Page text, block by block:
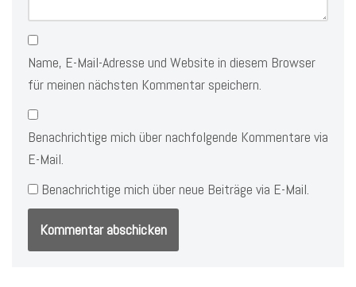
Name, E-Mail-Adresse und Website in diesem Browser
für meinen nächsten Kommentar speichern.
Benachrichtige mich über nachfolgende Kommentare via
E-Mail.
Benachrichtige mich über neue Beiträge via E-Mail.